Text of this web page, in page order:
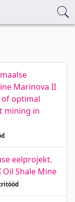
Marinova II
optimal
mining in
eelprojekt.
Shale Mine